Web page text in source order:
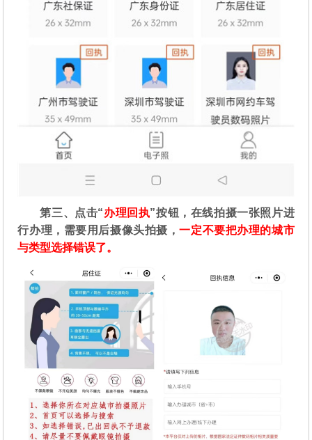
第三、点击“办理回执”按钮，在线拍摄一张照片进
行办理，需要用后摄像头拍摄，一定不要把办理的城市
与类型选择错误了。